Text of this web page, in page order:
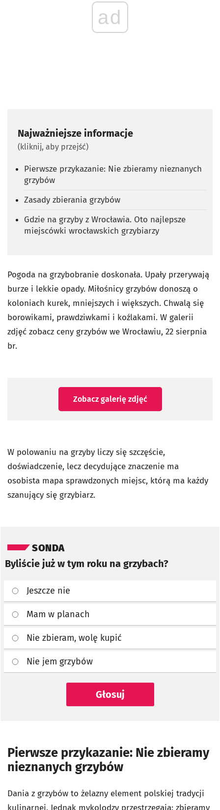
ad
Najważniejsze informacje
(kliknij, aby przejść)
Pierwsze przykazanie: Nie zbieramy nieznanych
grzybów
Zasady zbierania grzybów
Gdzie na grzyby z Wrocławia. Oto najlepsze
miejscówki wrocławskich grzybiarzy
Pogoda na grzybobranie doskonała. Upały przerywają
burze i lekkie opady. Miłośnicy grzybów donoszą o
koloniach kurek, mniejszych i większych. Chwalą się
borowikami, prawdziwkami i koźlakami. W galerii
zdjęć zobacz ceny grzybów we Wrocławiu, 22 sierpnia
br.
Zobacz galerię zdjęć
W polowaniu na grzyby liczy się szczęście,
doświadczenie, lecz decydujące znaczenie ma
osobista mapa sprawdzonych miejsc, którą ma każdy
szanujący się grzybiarz.
SONDA
Byliście już w tym roku na grzybach?
Jeszcze nie
Mam w planach
Nie zbieram, wolę kupić
Nie jem grzybów
Głosuj
Pierwsze przykazanie: Nie zbieramy
nieznanych grzybów
Dania z grzybów to żelazny element polskiej tradycji
kulinarnej. Jednak mykolodzy przestrzegają: zbieramy